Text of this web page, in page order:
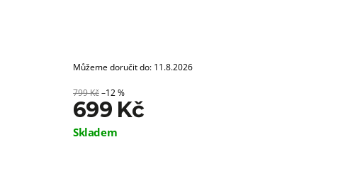
Můžeme doručit do: 11.8.2026
799 Kč–12 %
699 Kč
Měrná
Skladem